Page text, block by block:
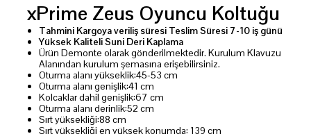
xPrime Zeus Oyuncu Koltuğu
Tahmini Kargoyaveriliş süresi Teslim Süresi 7-10 iş günü
Yüksek Kaliteli Suni Deri Kaplama
Ürün Demonte olarak gönderilmektedir. Kurulum Klavuzu
Alanından kurulum şemasına erişebilirsiniz.
Oturma alanı yükseklik:45-53 cm
Oturma alanı genişlik:41 cm
Kolcaklar dahil genişlik:67 cm
Oturma alanı derinlik:52 cm
Sırt yüksekliği:88 cm
Sırt yüksekliği en yüksek konumda: 139 cm